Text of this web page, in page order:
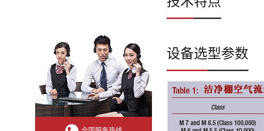
*过滤器泄露检测系统应用的必要性
设备选型参数